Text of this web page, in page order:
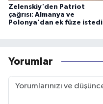
Zelenskiy'den Patriot
çağrısı: Almanya ve
Polonya'dan ek füze istedi
Yorumlar